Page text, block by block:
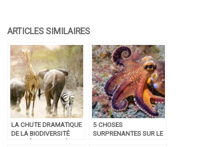
LA CHUTE DRAMATIQUE
DE LA BIODIVERSITÉ
5 CHOSES
SURPRENANTES SUR LE